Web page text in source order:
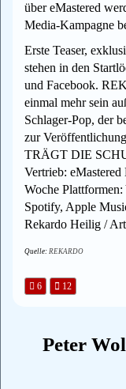
über eMastered
Media-Kampagne
Erste Teaser,
stehen in den
und Facebook.
einmal mehr sein
Schlager-Pop, der
zur
TRÄGT DIE
Vertrieb:
Woche
Spotify, Apple
Rekardo Heilig /
Quelle: REKARDO
6 12
Peter